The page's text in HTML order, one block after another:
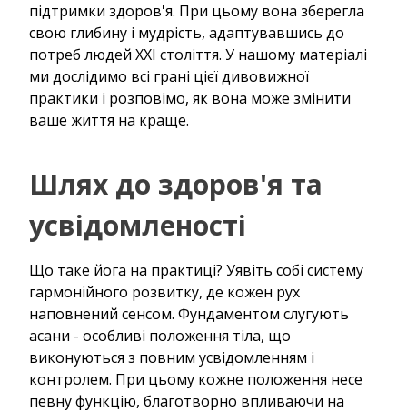
підтримки здоров'я. При цьому вона зберегла
свою глибину і мудрість, адаптувавшись до
потреб людей XXI століття. У нашому матеріалі
ми дослідимо всі грані цієї дивовижної
практики і розповімо, як вона може змінити
ваше життя на краще.
Шлях до здоров'я та
усвідомленості
Що таке йога на практиці? Уявіть собі систему
гармонійного розвитку, де кожен рух
наповнений сенсом. Фундаментом слугують
асани - особливі положення тіла, що
виконуються з повним усвідомленням і
контролем. При цьому кожне положення несе
певну функцію, благотворно впливаючи на